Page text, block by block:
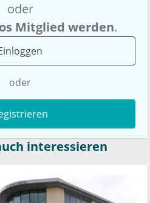
oder
Mitglied werden.
oder
interessieren